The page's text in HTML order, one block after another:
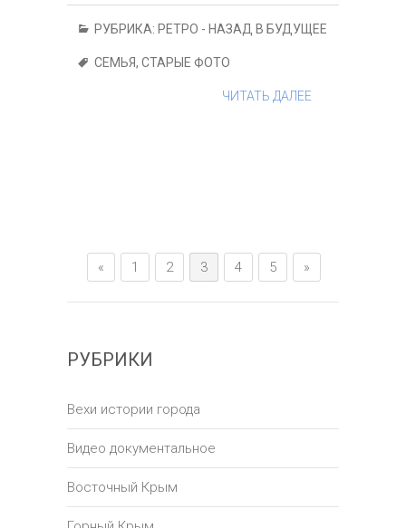
РУБРИКА: РЕТРО - НАЗАД В БУДУЩЕЕ
СЕМЬЯ, СТАРЫЕ ФОТО
ЧИТАТЬ ДАЛЕЕ
« 1 2 3 4 5 »
РУБРИКИ
Вехи истории города
Видео документальное
Восточный Крым